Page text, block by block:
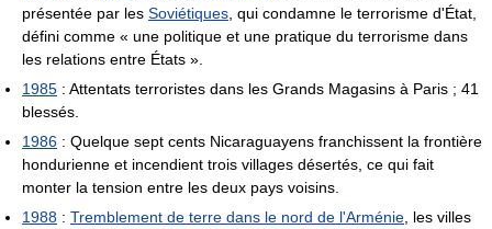
présentée par les Soviétiques , qui condamne le terrorisme d'État,
défini comme « une politique et une pratique du terrorisme dans
les relations entre États »
1985 : Attentats terroristes dans les Grands Magasins à Paris ; 41
blessés.
1986 : Quelque sept cents Nicaraguayens franchissent la frontière
hondurienne et incendient trois villages désertés, ce qui fait
monter la tension entre les deux pays voisins.
1988 : Tremblement de terre dans le nord de l'Arménie , les villes